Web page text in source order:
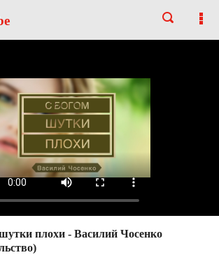
плохи - Василий Чосенко